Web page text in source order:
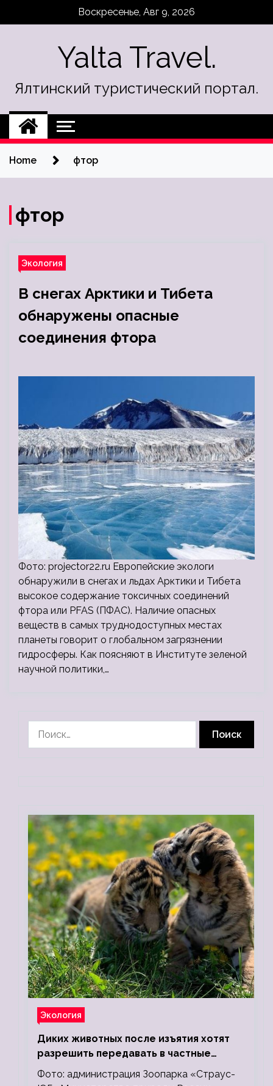
Воскресенье, Авг 9, 2026
Yalta Travel.
Ялтинский туристический портал.
Home фтор
фтор
Экология
В снегах Арктики и Тибета
обнаружены опасные
соединения фтора
Фото: projector22.ru Европейские экологи
обнаружили в снегах и льдах Арктики и Тибета
высокое содержание токсичных соединений
фтора или PFAS (ПФАС). Наличие опасных
веществ в самых труднодоступных местах
планеты говорит о глобальном загрязнении
гидросферы. Как поясняют в Институте зеленой
научной политики,…
Экология
Диких животных после изъятия хотят
разрешить передавать в частные
зоопарки
Фото: администрация Зоопарка «Страус-